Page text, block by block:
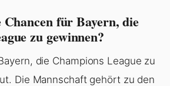
Chancen für Bayern, die
zu gewinnen?
die Champions League zu
Die Mannschaft gehört zu den